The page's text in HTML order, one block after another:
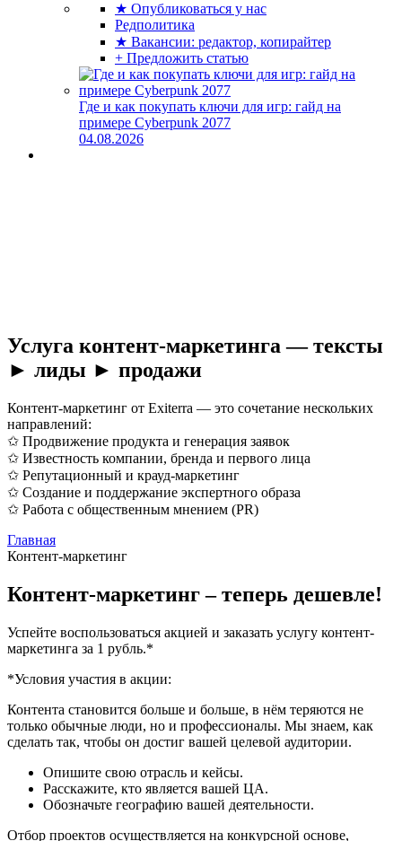
★ Опубликоваться у нас
Редполитика
★ Вакансии: редактор, копирайтер
+ Предложить статью
Где и как покупать ключи для игр: гайд на
примере Cyberpunk 2077
04.08.2026
Услуга контент-маркетинга — тексты
► лиды ► продажи
Контент-маркетинг от Exiterra — это сочетание нескольких
направлений:
✩ Продвижение продукта и генерация заявок
✩ Известность компании, бренда и первого лица
✩ Репутационный и крауд-маркетинг
✩ Создание и поддержание экспертного образа
✩ Работа с общественным мнением (PR)
Главная
Контент-маркетинг
Контент-маркетинг – теперь дешевле!
Успейте воспользоваться акцией и заказать услугу контент-
маркетинга за 1 рубль.*
*Условия участия в акции:
Контента становится больше и больше, в нём теряются не
только обычные люди, но и профессионалы. Мы знаем, как
сделать так, чтобы он достиг вашей целевой аудитории.
Опишите свою отрасль и кейсы.
Расскажите, кто является вашей ЦА.
Обозначьте географию вашей деятельности.
Отбор проектов осуществляется на конкурсной основе,